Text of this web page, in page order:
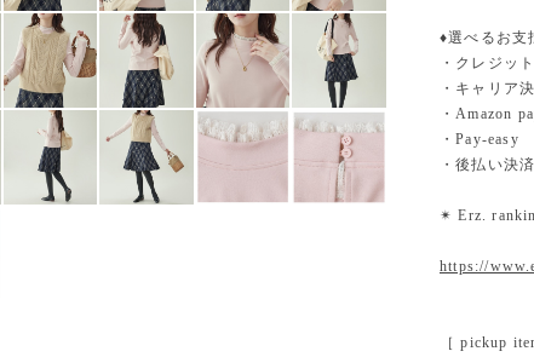
♦︎選べるお支
・クレジッ
・キャリア
・Amazon
・Pay-easy
・後払い決済
✴︎ Erz.
https://
［ pickup